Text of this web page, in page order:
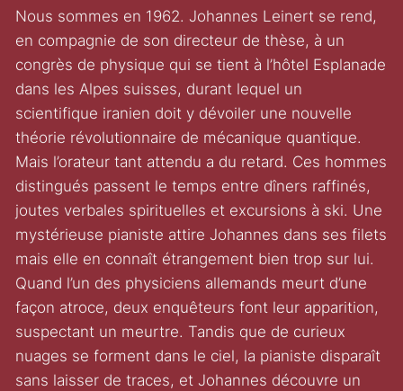
Nous sommes en 1962. Johannes Leinert se rend,
en compagnie de son directeur de thèse, à un
congrès de physique qui se tient à l’hôtel Esplanade
dans les Alpes suisses, durant lequel un
scientifique iranien doit y dévoiler une nouvelle
théorie révolutionnaire de mécanique quantique.
Mais l’orateur tant attendu a du retard. Ces hommes
distingués passent le temps entre dîners raffinés,
joutes verbales spirituelles et excursions à ski. Une
mystérieuse pianiste attire Johannes dans ses filets
mais elle en connaît étrangement bien trop sur lui.
Quand l’un des physiciens allemands meurt d’une
façon atroce, deux enquêteurs font leur apparition,
suspectant un meurtre. Tandis que de curieux
nuages se forment dans le ciel, la pianiste disparaît
sans laisser de traces, et Johannes découvre un